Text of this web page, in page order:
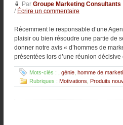
Par Groupe Marketing Consultants
/ Écrire un commentaire
Récemment le responsable d’une
plaisir ou bien résoudre une partie de
donner notre avis « d’hommes de
présentées lors d’une réunion
Mots-clés : génie homme de
Rubriques : Motivations Produits